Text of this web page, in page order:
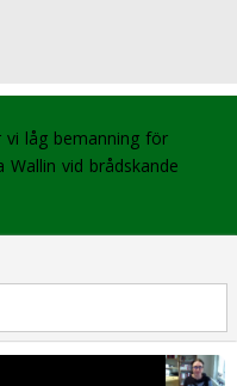
låg bemanning för
vid brådskande